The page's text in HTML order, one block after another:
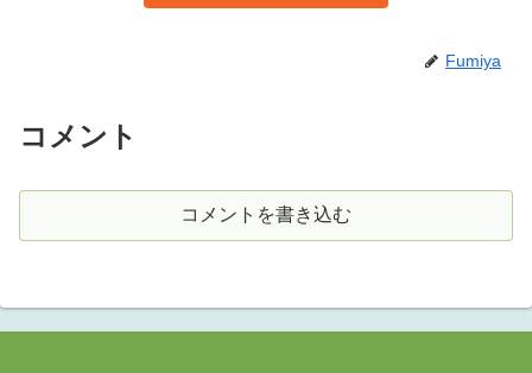
Fumiya
コメント
コメントを書き込む